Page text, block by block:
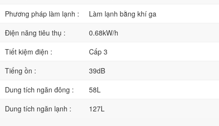
Phương pháp làm lạnh :
Làm lạnh bằng khí ga
Điện năng tiêu thụ :
0.68kW/h
Tiết kiệm điện :
Cấp 3
Tiếng ồn :
39dB
Dung tích ngăn đông :
58L
Dung tích ngăn lạnh :
127L